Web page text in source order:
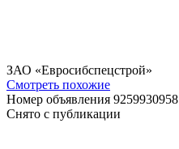
ЗАО «Евросибспецстрой»
Смотреть похожие
Номер объявления 9259930958
Снято с публикации